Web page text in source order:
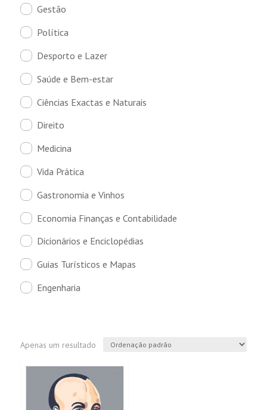
Gestão
Política
Desporto e Lazer
Saúde e Bem-estar
Ciências Exactas e Naturais
Direito
Medicina
Vida Prática
Gastronomia e Vinhos
Economia Finanças e Contabilidade
Dicionários e Enciclopédias
Guias Turísticos e Mapas
Engenharia
Apenas um resultado